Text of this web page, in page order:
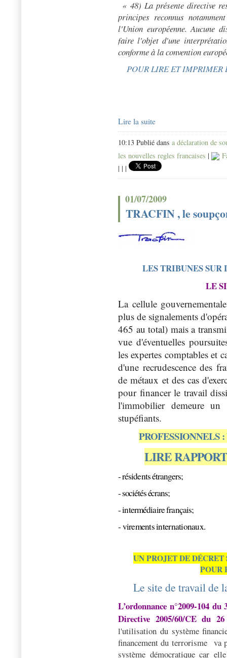
« 48) La présente directive
principes reconnus
l'Union européenne. Aucune
faire l'objet d'une
conforme à la convention
POUR LIRE ET IMPRIMER
Lire la suite
10:13 Publié dans a déclaration de
les nouvelles regles francaises |
| | |
01/07/2009
TRACFIN , le
LES TRIBUNES
LE
La cellule
plus de signalements
465 au total) mais a
vue d'éventuelles
les expertes comptables et
d'une recrudescence des
de métaux et des cas
pour financer le travail
l'immobilier demeure un
stupéfiants.
PROFESSIONNELS
LIRE RAPPORT
- résidents étrangers;
- sociétés écrans;
- intermédiaire français;
- virements internationaux.
UN PROJET DE
POUR
Le site de travail de
L’ordonnance n°2009-104 du
Directive 2005/60/CE du
l'utilisation du système
financement du terrorisme va
système démocratique car